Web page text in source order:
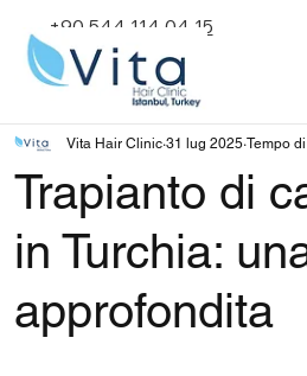
+90 544 114 04 15
Trapianto di
in Turchia:
approfondita
Vita Hair Clinic 31 lug 2025 Tempo